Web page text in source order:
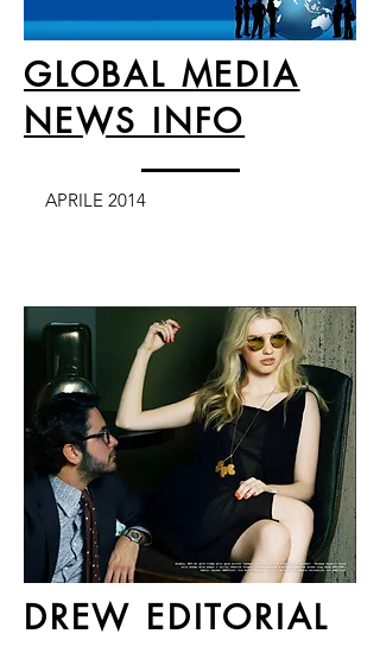
GLOBAL MEDIA
NEWS INFO
APRILE 2014
DREW EDITORIAL